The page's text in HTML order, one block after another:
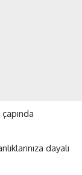
dayalı